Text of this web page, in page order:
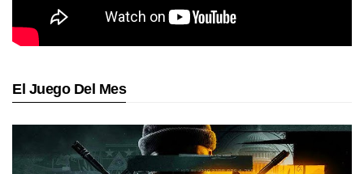
El Juego Del Mes